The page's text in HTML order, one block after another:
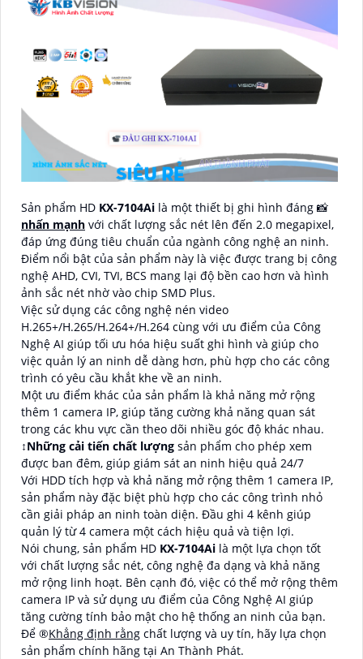
Sản phẩm HD KX-7104Ai là một thiết bị ghi hình đáng 📸
nhấn mạnh với chất lượng sắc nét lên đến 2.0 megapixel,
đáp ứng đúng tiêu chuẩn của ngành công nghệ an ninh.
Điểm nổi bật của sản phẩm này là việc được trang bị công
nghệ AHD, CVI, TVI, BCS mang lại độ bền cao hơn và hình
ảnh sắc nét nhờ vào chip SMD Plus.
Việc sử dụng các công nghệ nén video
H.265+/H.265/H.264+/H.264 cùng với ưu điểm của Công
Nghệ AI giúp tối ưu hóa hiệu suất ghi hình và giúp cho
việc quản lý an ninh dễ dàng hơn, phù hợp cho các công
trình có yêu cầu khắt khe về an ninh.
Một ưu điểm khác của sản phẩm là khả năng mở rộng
thêm 1 camera IP, giúp tăng cường khả năng quan sát
trong các khu vực cần theo dõi nhiều góc độ khác nhau.
↕️Những cải tiến chất lượng sản phẩm cho phép xem
được ban đêm, giúp giám sát an ninh hiệu quả 24/7
Với HDD tích hợp và khả năng mở rộng thêm 1 camera IP,
sản phẩm này đặc biệt phù hợp cho các công trình nhỏ
cần giải pháp an ninh toàn diện. Đầu ghi 4 kênh giúp
quản lý từ 4 camera một cách hiệu quả và tiện lợi.
Nói chung, sản phẩm HD KX-7104Ai là một lựa chọn tốt
với chất lượng sắc nét, công nghệ đa dạng và khả năng
mở rộng linh hoạt. Bên cạnh đó, việc có thể mở rộng thêm
camera IP và sử dụng ưu điểm của Công Nghệ AI giúp
tăng cường tính bảo mật cho hệ thống an ninh của bạn.
Để ®️Khẳng định rằng chất lượng và uy tín, hãy lựa chọn
sản phẩm chính hãng tại An Thành Phát.